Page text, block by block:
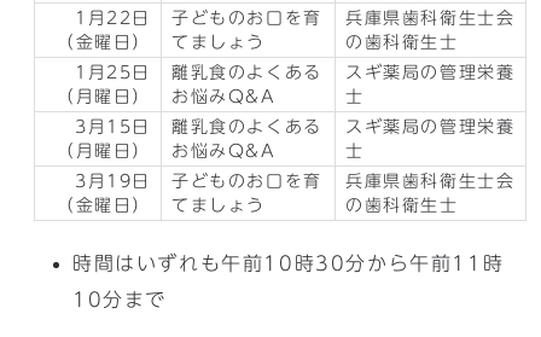
1月22日
（金曜日）
子どものお口を育
てましょう
兵庫県歯科衛生士会
の歯科衛生士
1月25日
（月曜日）
離乳食のよくある
お悩みQ&A
スギ薬局の管理栄養
士
3月15日
（月曜日）
離乳食のよくある
お悩みQ&A
スギ薬局の管理栄養
士
3月19日
（金曜日）
子どものお口を育
てましょう
兵庫県歯科衛生士会
の歯科衛生士
時間はいずれも午前10時30分から午前11時
10分まで